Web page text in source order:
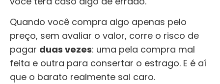
Quando você compra algo apenas pelo
preço, sem avaliar o valor, corre o risco de
pagar duas vezes: uma pela compra mal
feita e outra para consertar o estrago. E é aí
que o barato realmente sai caro.